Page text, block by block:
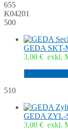
655
K04201
500
GEDA SKT-
3,00 € exkl.
510
GEDA ZYL-
3,00 € exkl.